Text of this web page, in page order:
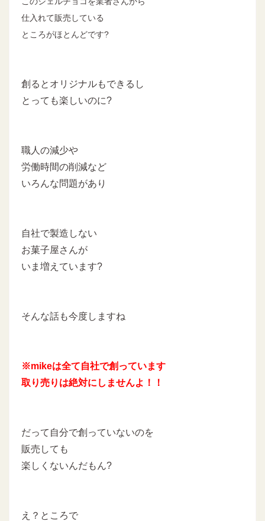
仕入れて販売している
ところがほとんどです?
創るとオリジナルもできるし
とっても楽しいのに?
職人の減少や
労働時間の削減など
いろんな問題があり
自社で製造しない
お菓子屋さんが
いま増えています?
そんな話も今度しますね
※mikeは全て自社で創っています
取り売りは絶対にしませんよ！！
だって自分で創っていないのを
販売しても
楽しくないんだもん?
え？ところで